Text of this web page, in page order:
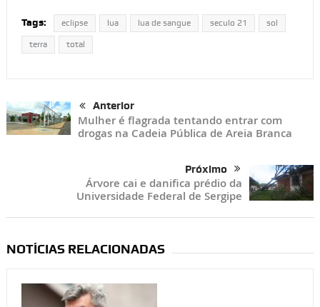
Tags: eclipse lua lua de sangue seculo 21 sol
terra total
Anterior
Mulher é flagrada tentando entrar com
drogas na Cadeia Pública de Areia Branca
Próximo
Árvore cai e danifica prédio da
Universidade Federal de Sergipe
NOTÍCIAS RELACIONADAS